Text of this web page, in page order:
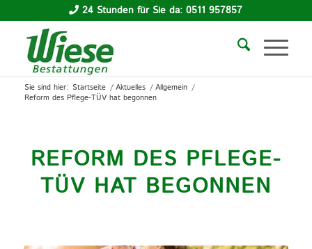
24 Stunden für Sie da: 0511 957857
Sie sind hier: Startseite / Aktuelles / Allgemein /
Reform des Pflege-TÜV hat begonnen
REFORM DES PFLEGE-
TÜV HAT BEGONNEN